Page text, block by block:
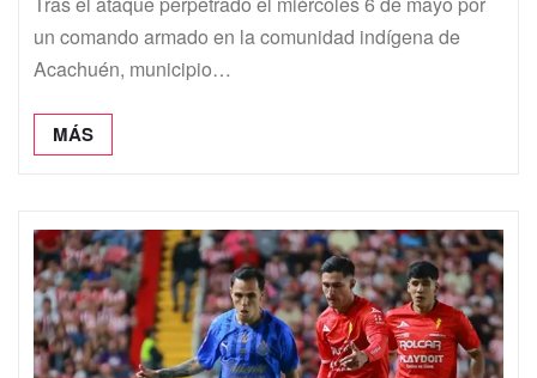
un comando armado en la comunidad indígena de
Acachuén, municipio…
MÁS